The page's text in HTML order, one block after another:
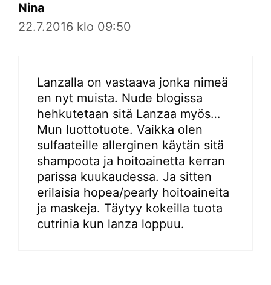
Nina
22.7.2016 klo 09:50
Lanzalla on vastaava jonka nimeä
en nyt muista. Nude blogissa
hehkutetaan sitä Lanzaa myös…
Mun luottotuote. Vaikka olen
sulfaateille allerginen käytän sitä
shampoota ja hoitoainetta kerran
parissa kuukaudessa. Ja sitten
erilaisia hopea/pearly hoitoaineita
ja maskeja. Täytyy kokeilla tuota
cutrinia kun lanza loppuu.